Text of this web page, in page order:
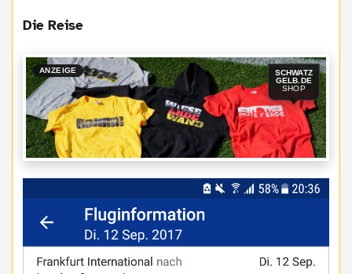
Die Reise
ANZEIGE
SCHWATZ
GELB.DE
SHOP